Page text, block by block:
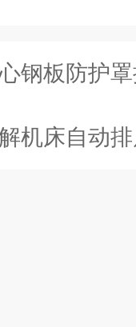
板防护罩抗冲
机床自动排屑